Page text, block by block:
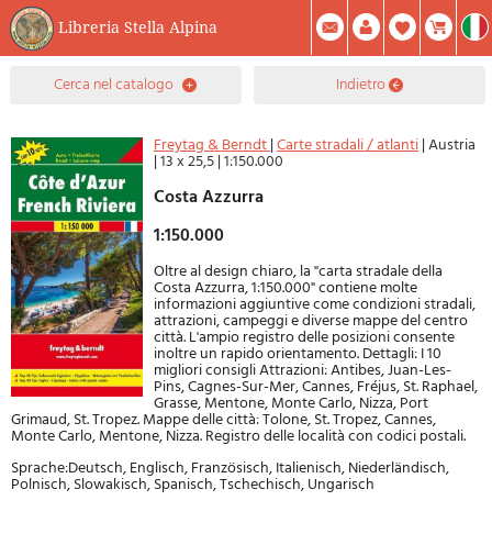
Libreria Stella Alpina
0 Prodotto(i) Attualmente Nel Carrello Riepilogo
Facebook
Registrati Mod. Password
cerca nel catalogo indietro
Freytag & Berndt|Carte stradali / atlanti|Austria
|13 x 25,5|1:150.000
Costa Azzurra
1:150.000
Oltre al design chiaro, la "carta stradale della
Costa Azzurra, 1:150.000" contiene molte
informazioni aggiuntive come condizioni stradali,
attrazioni, campeggi e diverse mappe del centro
città. L'ampio registro delle posizioni consente
inoltre un rapido orientamento. Dettagli: I 10
migliori consigli Attrazioni: Antibes, Juan-Les-
Pins, Cagnes-Sur-Mer, Cannes, Fréjus, St. Raphael,
Grasse, Mentone, Monte Carlo, Nizza, Port
Grimaud, St. Tropez. Mappe delle città: Tolone, St. Tropez, Cannes,
Monte Carlo, Mentone, Nizza. Registro delle località con codici postali.
Sprache:Deutsch, Englisch, Französisch, Italienisch, Niederländisch,
Polnisch, Slowakisch, Spanisch, Tschechisch, Ungarisch